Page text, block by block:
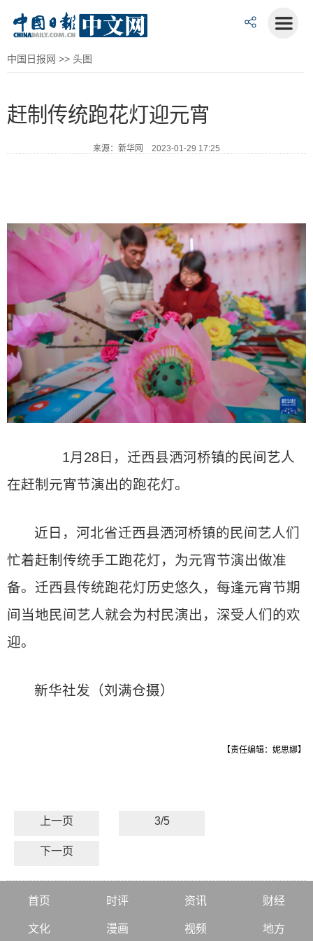
中国日报网 >> 头图
赶制传统跑花灯迎元宵
来源：新华网 2023-01-29 17:25
1月28日，迁西县洒河桥镇的民间艺人
在赶制元宵节演出的跑花灯。
近日，河北省迁西县洒河桥镇的民间艺人们
忙着赶制传统手工跑花灯，为元宵节演出做准
备。迁西县传统跑花灯历史悠久，每逢元宵节期
间当地民间艺人就会为村民演出，深受人们的欢
迎。
新华社发（刘满仓摄）
【责任编辑：妮思娜】
上一页 3/5
下一页
首页 时评 资讯 财经
文化 漫画 视频 地方